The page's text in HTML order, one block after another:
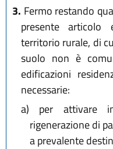
3. Fermo restando
presente
territorio rurale, di
suolo non è
edificazioni
necessarie:
a) per attivare
rigenerazione di
a prevalente